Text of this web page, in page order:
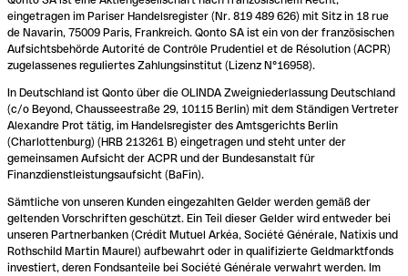
eingetragen im Pariser Handelsregister (Nr. 819 489 626) mit Sitz in 18 rue
de Navarin, 75009 Paris, Frankreich. Qonto SA ist ein von der französischen
Aufsichtsbehörde Autorité de Contrôle Prudentiel et de Résolution (ACPR)
zugelassenes reguliertes Zahlungsinstitut (Lizenz N°16958).
In Deutschland ist Qonto über die OLINDA Zweigniederlassung Deutschland
(c/o Beyond, Chausseestraße 29, 10115 Berlin) mit dem Ständigen Vertreter
Alexandre Prot tätig, im Handelsregister des Amtsgerichts Berlin
(Charlottenburg) (HRB 213261 B) eingetragen und steht unter der
gemeinsamen Aufsicht der ACPR und der Bundesanstalt für
Finanzdienstleistungsaufsicht (BaFin).
Sämtliche von unseren Kunden eingezahlten Gelder werden gemäß der
geltenden Vorschriften geschützt. Ein Teil dieser Gelder wird entweder bei
unseren Partnerbanken (Crédit Mutuel Arkéa, Société Générale, Natixis und
Rothschild Martin Maurel) aufbewahrt oder in qualifizierte Geldmarktfonds
investiert, deren Fondsanteile bei Société Générale verwahrt werden. Im